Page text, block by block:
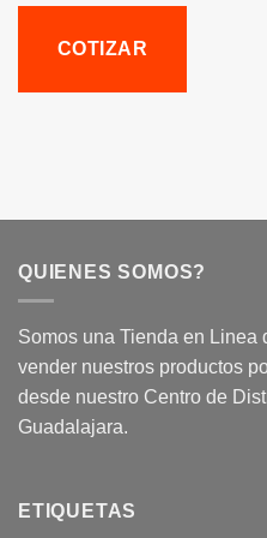
COTIZAR
QUIENES SOMOS?
Somos una Tienda en Linea
vender nuestros productos
desde nuestro Centro de
Guadalajara.
ETIQUETAS